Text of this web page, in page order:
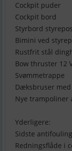
Cockpit puder
Cockpit bord
Styrbord
Bimini ved
Rustfrit stål
Bow thruster 12
Svømmetrappe
Dæksbruser
Nye trampoliner
Yderligere:
Sidste
Redningsflåde i